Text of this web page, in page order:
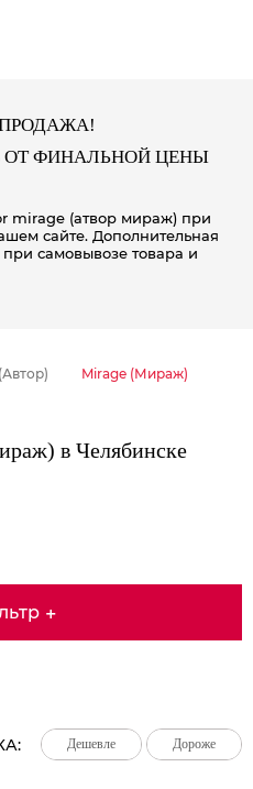
ОТ ФИНАЛЬНОЙ ЦЕНЫ
mirage (атвор мираж) при
сайте. Дополнительная
при самовывозе товара и
Mirage (Мираж)
в Челябинске
+
Дешевле
Дешевле
Дешевле Дороже
Дороже
Дороже